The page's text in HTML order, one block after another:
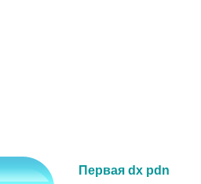
Первая dx pdn